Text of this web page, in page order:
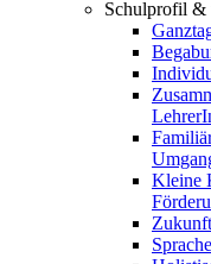
Schulprofil &
Kleine